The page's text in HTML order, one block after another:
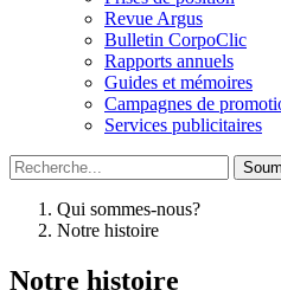
Revue Argus
Bulletin CorpoClic
Rapports annuels
Guides et mémoires
Campagnes de
Services publicitaires
Qui sommes-nous?
Notre histoire
Notre histoire